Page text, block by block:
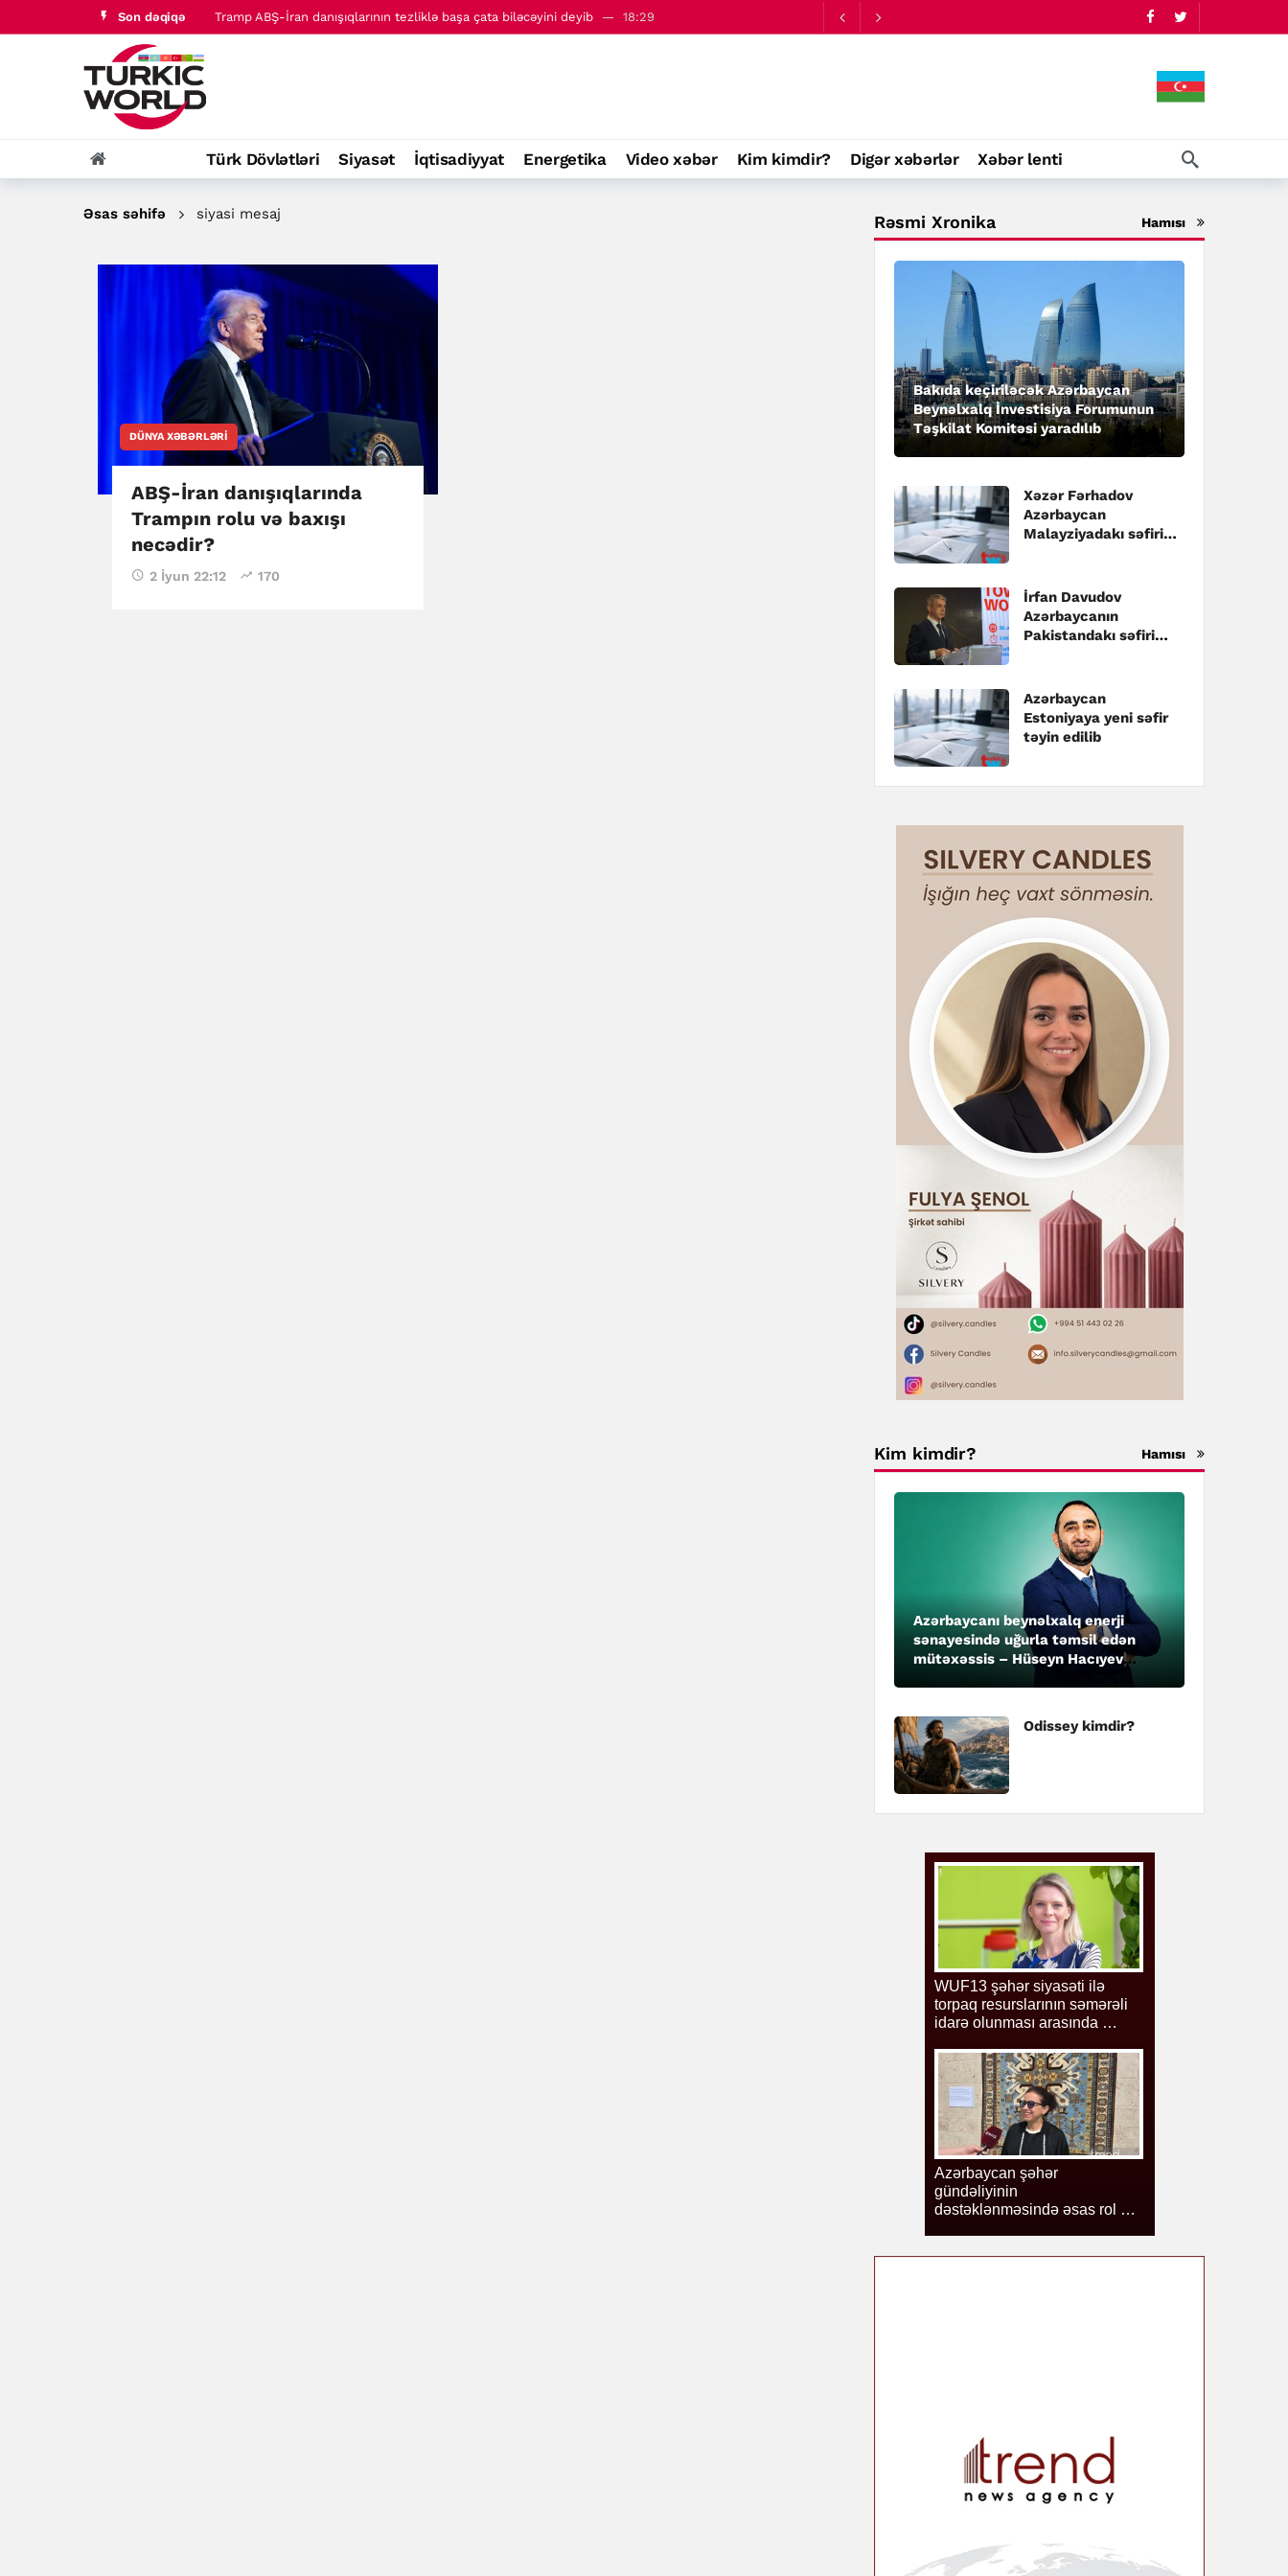
Son dəqiqə Tramp ABŞ-İran danışıqlarının tezliklə başa çata biləcəyini deyib 18:29
Türk Dövlətləri Siyasət İqtisadiyyat Energetika Video xəbər Kim kimdir? Digər xəbərlər Xəbər lenti
Əsas səhifə siyasi mesaj
DÜNYA XƏBƏRLƏRI
ABŞ-İran danışıqlarında
Trampın rolu və baxışı
necədir?
2 İyun 22:12 170
Rəsmi Xronika Hamısı
Bakıda keçiriləcək Azərbaycan
Beynəlxalq İnvestisiya Forumunun
Təşkilat Komitəsi yaradılıb
Xəzər Fərhadov
Azərbaycan
Malayziyadakı səfiri
İrfan Davudov
Azərbaycanın
Pakistandakı səfiri
Azərbaycan
Estoniyaya yeni səfir
təyin edilib
Kim kimdir? Hamısı
Azərbaycanı beynəlxalq enerji
sənayesində uğurla təmsil edən
mütəxəssis – Hüseyn Hacıyev
Odissey kimdir?